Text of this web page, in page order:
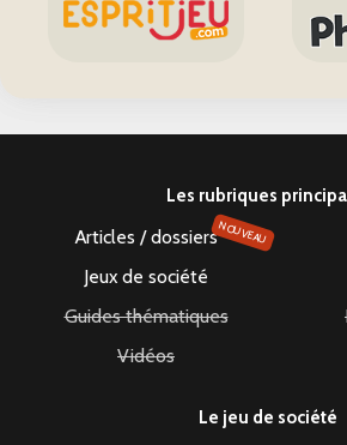
Les rubriques
Articles / dossiersNOUVEAU
Jeux de société
Guides thématiques
Vidéos
Le jeu de société